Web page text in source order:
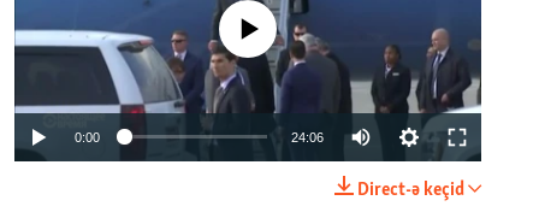
No media source currently available
0:00 24:06
Direct-ə keçid